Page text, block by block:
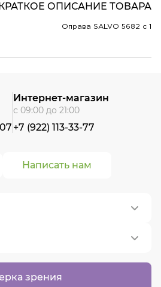
ОПИСАНИЕ ТОВАРА
Оправа SALVO 5682 c 1
зрения
Написать нам
Интернет-магазин
с 09:00 до 21:00
+7 (922) 113-33-77